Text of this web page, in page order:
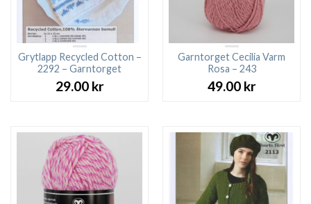
Grytlapp Recycled Cotton –
2292 – Garntorget
29.00 kr
Garntorget Cecilia Varm
Rosa – 243
49.00 kr